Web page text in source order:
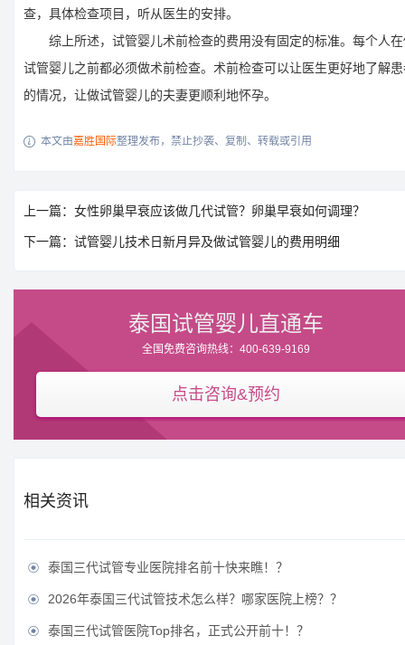
查，具体检查项目，听从医生的安排。
综上所述，试管婴儿术前检查的费用没有固定的标准。每个人在
试管婴儿之前都必须做术前检查。术前检查可以让医生更好地了解
的情况，让做试管婴儿的夫妻更顺利地怀孕。
 本文由嘉胜国际整理发布，禁止抄袭、复制、转载或引用
上一篇：女性卵巢早衰应该做几代试管？卵巢早衰如何调理？
下一篇：试管婴儿技术日新月异及做试管婴儿的费用明细
泰国试管婴儿直通车
全国免费咨询热线：400-639-9169
点击咨询&预约
相关资讯
 泰国三代试管专业医院排名前十快来瞧！？
 2026年泰国三代试管技术怎么样？哪家医院上榜？？
 泰国三代试管医院Top排名，正式公开前十！？